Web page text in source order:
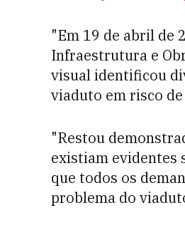
"Em 19 de abril de
Infraestrutura e
visual identificou
viaduto em risco
"Restou
existiam evidentes
que todos os
problema do